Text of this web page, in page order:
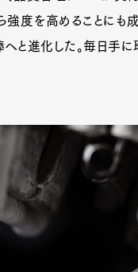
度を高めることにも
へと進化した。毎日手